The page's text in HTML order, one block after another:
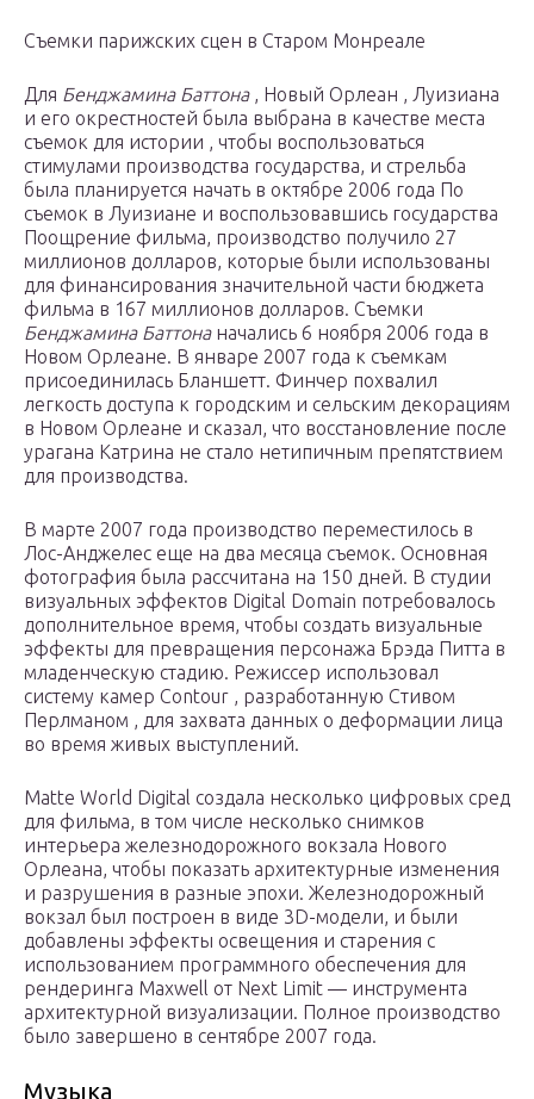
Съемки парижских сцен в Старом Монреале
Для Бенджамина Баттона, Новый Орлеан , Луизиана
и его окрестностей была выбрана в качестве места
съемок для истории , чтобы воспользоваться
стимулами производства государства, и стрельба
была планируется начать в октябре 2006 года По
съемок в Луизиане и воспользовавшись государства
Поощрение фильма, производство получило 27
миллионов долларов, которые были использованы
для финансирования значительной части бюджета
фильма в 167 миллионов долларов. Съемки
Бенджамина Баттонаначались 6 ноября 2006 года в
Новом Орлеане. В январе 2007 года к съемкам
присоединилась Бланшетт. Финчер похвалил
легкость доступа к городским и сельским декорациям
в Новом Орлеане и сказал, что восстановление после
урагана Катрина не стало нетипичным препятствием
для производства.
В марте 2007 года производство переместилось в
Лос-Анджелес еще на два месяца съемок. Основная
фотография была рассчитана на 150 дней. В студии
визуальных эффектов Digital Domain потребовалось
дополнительное время, чтобы создать визуальные
эффекты для превращения персонажа Брэда Питта в
младенческую стадию. Режиссер использовал
систему камер Contour , разработанную Стивом
Перлманом , для захвата данных о деформации лица
во время живых выступлений.
Matte World Digital создала несколько цифровых сред
для фильма, в том числе несколько снимков
интерьера железнодорожного вокзала Нового
Орлеана, чтобы показать архитектурные изменения
и разрушения в разные эпохи. Железнодорожный
вокзал был построен в виде 3D-модели, и были
добавлены эффекты освещения и старения с
использованием программного обеспечения для
рендеринга Maxwell от Next Limit — инструмента
архитектурной визуализации. Полное производство
было завершено в сентябре 2007 года.
Музыка